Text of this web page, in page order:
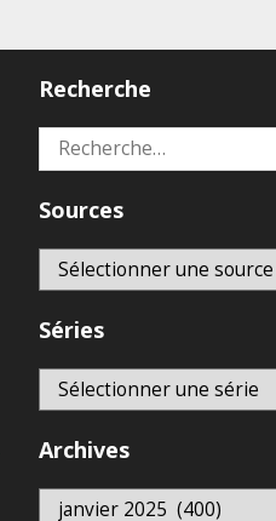
Recherche
Rechercher :
Sources
Séries
Archives
Archives